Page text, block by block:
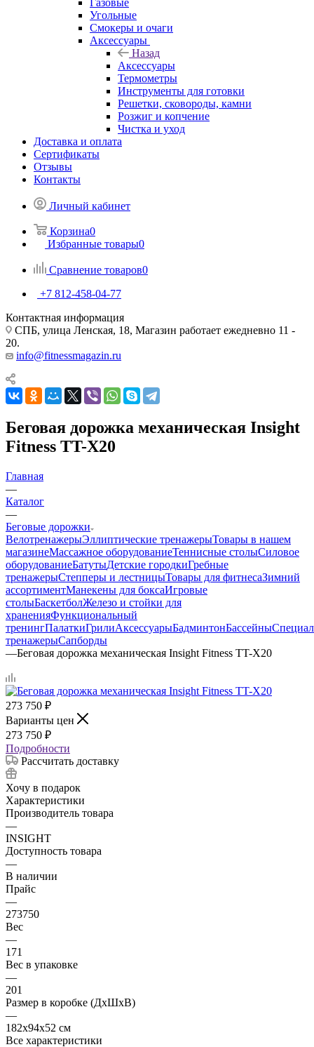
Газовые
Угольные
Смокеры и очаги
Аксессуары
Назад
Аксессуары
Термометры
Инструменты для готовки
Решетки, сковороды, камни
Розжиг и копчение
Чистка и уход
Доставка и оплата
Сертификаты
Отзывы
Контакты
Личный кабинет
Корзина0
Избранные товары0
Сравнение товаров0
+7 812-458-04-77
Контактная информация
СПБ, улица Ленская, 18, Магазин работает ежедневно 11 -
20.
info@fitnessmagazin.ru
Беговая дорожка механическая Insight
Fitness TT-X20
Главная
—
Каталог
—
Беговые дорожки
ВелотренажерыЭллиптические тренажерыТовары в нашем
магазинеМассажное оборудованиеТеннисные столыСиловое
оборудованиеБатутыДетские городкиГребные
тренажерыСтепперы и лестницыТовары для фитнесаЗимний
ассортиментМанекены для боксаИгровые
столыБаскетболЖелезо и стойки для
храненияФункциональный
тренингПалаткиГрилиАксессуарыБадминтонБассейны
тренажерыСапборды
—Беговая дорожка механическая Insight Fitness TT-X20
273 750 ₽
Варианты цен
273 750 ₽
Подробности
Рассчитать доставку
Хочу в подарок
Характеристики
Производитель товара
—
INSIGHT
Доступность товара
—
В наличии
Прайс
—
273750
Вес
—
171
Вес в упаковке
—
201
Размер в коробке (ДхШхВ)
—
182х94х52 см
Все характеристики